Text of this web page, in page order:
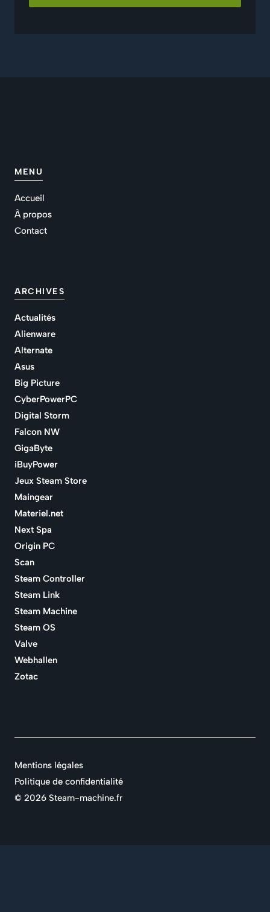
MENU
Accueil
À propos
Contact
ARCHIVES
Actualités
Alienware
Alternate
Asus
Big Picture
CyberPowerPC
Digital Storm
Falcon NW
GigaByte
iBuyPower
Jeux Steam Store
Maingear
Materiel.net
Next Spa
Origin PC
Scan
Steam Controller
Steam Link
Steam Machine
Steam OS
Valve
Webhallen
Zotac
© 2026 Steam-machine.fr
Mentions légales
Politique de confidentialité